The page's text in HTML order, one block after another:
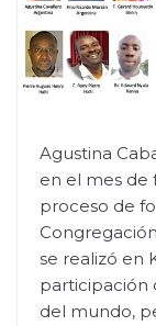
Agustina
en el mes de
proceso de
se realizó en
participación
del mundo,